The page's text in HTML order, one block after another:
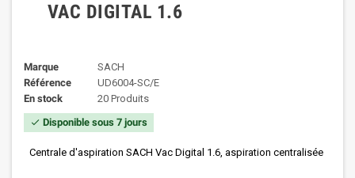
VAC DIGITAL 1.6
Marque
SACH
Référence
UD6004-SC/E
En stock
20 Produits
check Disponible sous 7 jours
Centrale d'aspiration SACH Vac Digital 1.6, aspiration centralisée